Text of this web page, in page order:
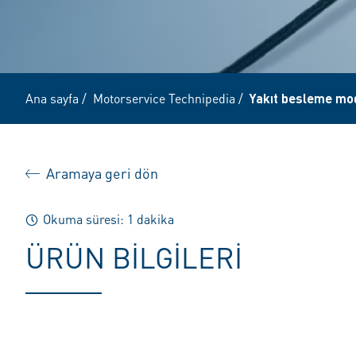
Ana sayfa / Motorservice Technipedia / Yakıt besleme
Aramaya geri dön
Okuma süresi: 1 dakika
ÜRÜN BILGILERI